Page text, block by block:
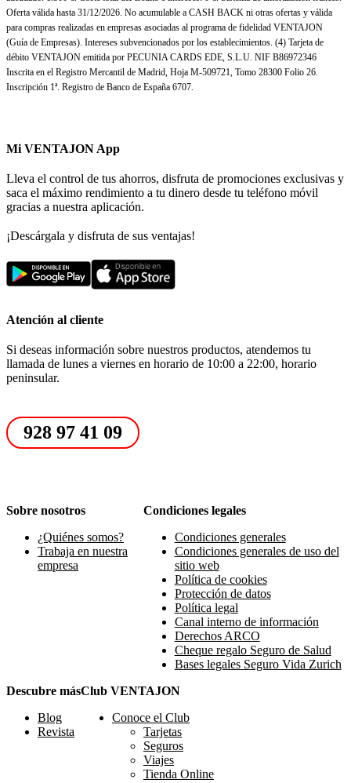
Oferta válida hasta 31/12/2026. No acumulable a CASH BACK ni otras ofertas y válida
para compras realizadas en empresas asociadas al programa de fidelidad VENTAJON
(Guía de Empresas). Intereses subvencionados por los establecimientos. (4) Tarjeta de
débito VENTAJON emitida por PECUNIA CARDS EDE, S.L.U. NIF B86972346
Inscrita en el Registro Mercantil de Madrid, Hoja M-509721, Tomo 28300 Folio 26.
Inscripción 1ª. Registro de Banco de España 6707.
Mi VENTAJON App
Lleva el control de tus ahorros, disfruta de promociones exclusivas y
saca el máximo rendimiento a tu dinero desde tu teléfono móvil
gracias a nuestra aplicación.
¡Descárgala y disfruta de sus ventajas!
Atención al cliente
Si deseas información sobre nuestros productos, atendemos tu
llamada de lunes a viernes en horario de 10:00 a 22:00, horario
peninsular.
928 97 41 09
Sobre nosotros
¿Quiénes somos?
Trabaja en nuestra
empresa
Condiciones legales
Condiciones generales
Condiciones generales de uso del
sitio web
Política de cookies
Protección de datos
Política legal
Canal interno de información
Derechos ARCO
Cheque regalo Seguro de Salud
Bases legales Seguro Vida Zurich
Descubre más
Blog
Revista
Club VENTAJON
Conoce el Club
Tarjetas
Seguros
Viajes
Tienda Online